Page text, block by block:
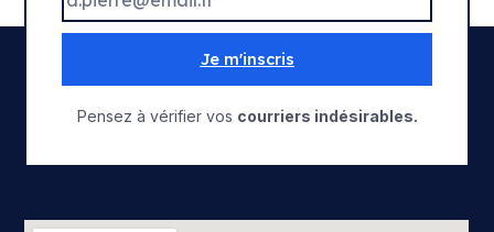
Je m'inscris
Pensez à vérifier vos courriers indésirables.